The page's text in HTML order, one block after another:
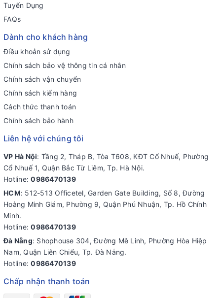
Tuyển Dụng
FAQs
Dành cho khách hàng
Điều khoản sử dụng
Chính sách bảo vệ thông tin cá nhân
Chính sách vận chuyển
Chính sách kiểm hàng
Cách thức thanh toán
Chính sách bảo hành
Liên hệ với chúng tôi
VP Hà Nội: Tầng 2, Tháp B, Tòa T608, KĐT Cổ Nhuế, Phường
Cổ Nhuế 1, Quận Bắc Từ Liêm, Tp. Hà Nội.
Hotline:0986470139
HCM: 512-513 Officetel, Garden Gate Building, Số 8, Đường
Hoàng Minh Giám, Phường 9, Quận Phú Nhuận, Tp. Hồ Chính
Minh.
Hotline:0986470139
Đà Nẵng: Shophouse 304, Đường Mê Linh, Phường Hòa Hiệp
Nam, Quận Liên Chiểu, Tp. Đà Nẵng.
Hotline:0986470139
Chấp nhận thanh toán